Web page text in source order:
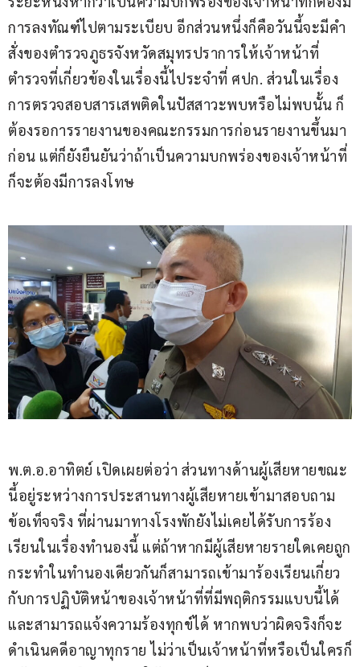
การลงทัณฑ์ไปตามระเบียบ อีกส่วนหนึ่งก็คือวันนี้จะมีคำ
สั่งของตำรวจภูธรจังหวัดสมุทรปราการให้เจ้าหน้าที่
ตำรวจที่เกี่ยวข้องในเรื่องนี้ไประจำที่ ศปก. ส่วนในเรื่อง
การตรวจสอบสารเสพติดในปัสสาวะพบหรือไม่พบนั้น ก็
ต้องรอการรายงานของคณะกรรมการก่อนรายงานขึ้นมา
ก่อน แต่ก็ยังยืนยันว่าถ้าเป็นความบกพร่องของเจ้าหน้าที่
ก็จะต้องมีการลงโทษ
พ.ต.อ.อาทิตย์ เปิดเผยต่อว่า ส่วนทางด้านผู้เสียหายขณะ
นี้อยู่ระหว่างการประสานทางผู้เสียหายเข้ามาสอบถาม
ข้อเท็จจริง ที่ผ่านมาทางโรงพักยังไม่เคยได้รับการร้อง
เรียนในเรื่องทำนองนี้ แต่ถ้าหากมีผู้เสียหายรายใดเคยถูก
กระทำในทำนองเดียวกันก็สามารถเข้ามาร้องเรียนเกี่ยว
กับการปฏิบัติหน้าของเจ้าหน้าที่ที่มีพฤติกรรมแบบนี้ได้
และสามารถแจ้งความร้องทุกข์ได้ หากพบว่าผิดจริงก็จะ
ดำเนินคดีอาญาทุกราย ไม่ว่าเป็นเจ้าหน้าที่หรือเป็นใครก็